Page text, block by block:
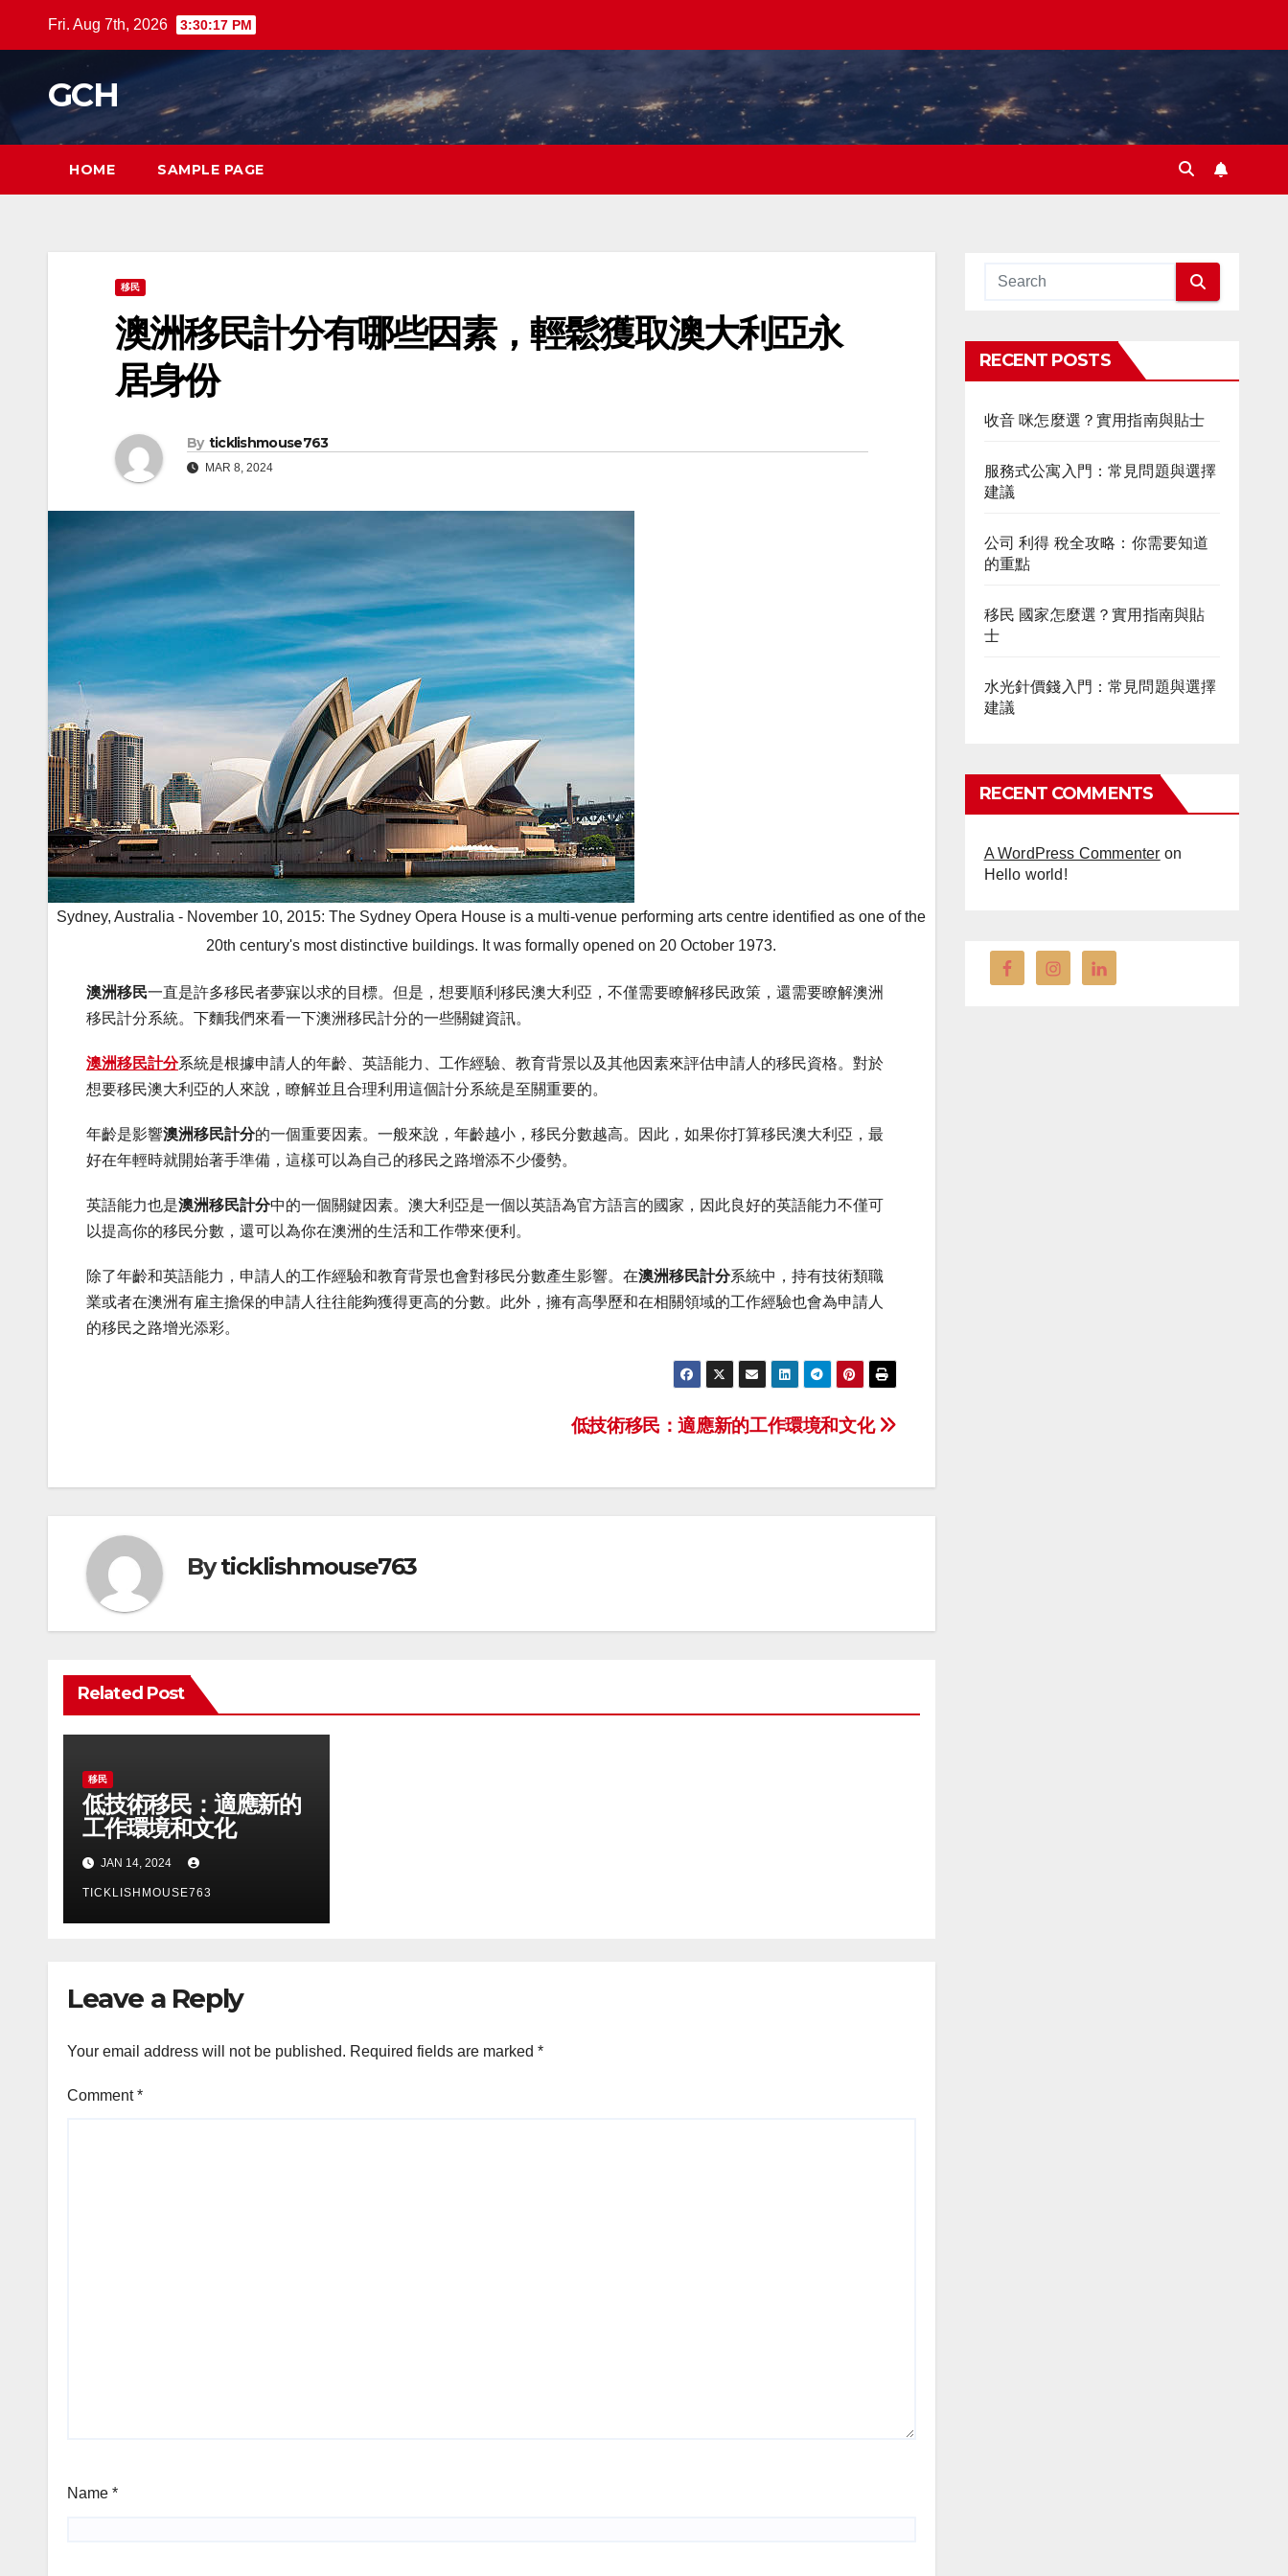
Fri. Aug 7th, 2026 3:30:17 PM
GCH
HOME SAMPLE PAGE
移民
澳洲移民計分有哪些因素，輕鬆獲取澳大利亞永
居身份
By ticklishmouse763
MAR 8, 2024
Sydney, Australia - November 10, 2015: The Sydney Opera House is a multi-venue performing arts centre identified as one of the
20th century's most distinctive buildings. It was formally opened on 20 October 1973.
澳洲移民一直是許多移民者夢寐以求的目標。但是，想要順利移民澳大利亞，不僅需要瞭解移民政策，還需要瞭解澳洲
移民計分系統。下麵我們來看一下澳洲移民計分的一些關鍵資訊。
澳洲移民計分系統是根據申請人的年齡、英語能力、工作經驗、教育背景以及其他因素來評估申請人的移民資格。對於
想要移民澳大利亞的人來說，瞭解並且合理利用這個計分系統是至關重要的。
年齡是影響澳洲移民計分的一個重要因素。一般來說，年齡越小，移民分數越高。因此，如果你打算移民澳大利亞，最
好在年輕時就開始著手準備，這樣可以為自己的移民之路增添不少優勢。
英語能力也是澳洲移民計分中的一個關鍵因素。澳大利亞是一個以英語為官方語言的國家，因此良好的英語能力不僅可
以提高你的移民分數，還可以為你在澳洲的生活和工作帶來便利。
除了年齡和英語能力，申請人的工作經驗和教育背景也會對移民分數產生影響。在澳洲移民計分系統中，持有技術類職
業或者在澳洲有雇主擔保的申請人往往能夠獲得更高的分數。此外，擁有高學歷和在相關領域的工作經驗也會為申請人
的移民之路增光添彩。
低技術移民：適應新的工作環境和文化
Byticklishmouse763
Related Post
移民
低技術移民：適應新的
工作環境和文化
JAN 14, 2024
TICKLISHMOUSE763
Leave a Reply
Your email address will not be published. Required fields are marked *
Comment*
Name *
RECENT POSTS
收音 咪怎麼選？實用指南與貼士
服務式公寓入門：常見問題與選擇
建議
公司 利得 稅全攻略：你需要知道
的重點
移民 國家怎麼選？實用指南與貼
士
水光針價錢入門：常見問題與選擇
建議
RECENT COMMENTS
A WordPress Commenter on
Hello world!